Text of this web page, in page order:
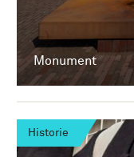
Monument
Historie